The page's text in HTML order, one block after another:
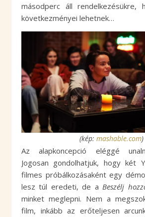
másodperc áll rendelkezésükre,
következményei lehetnek…
(kép: mashable.com)
Az alapkoncepció eléggé
Jogosan gondolhatjuk, hogy két
filmes próbálkozásaként egy
lesz túl eredeti, de aBeszélj
minket meglepni. Nem a
film, inkább az erőteljesen